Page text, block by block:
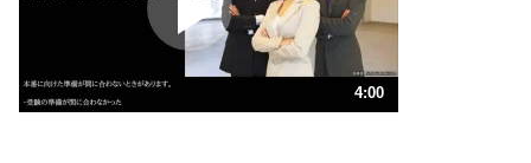
ポジティブ思考になる30の方法
ストレス対策
人生、なんとかなるもの。
気楽に生きる30の方法
4:00